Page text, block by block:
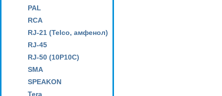
PAL
RCA
RJ-21 (Telco, амфенол)
RJ-45
RJ-50 (10P10C)
SMA
SPEAKON
Tera